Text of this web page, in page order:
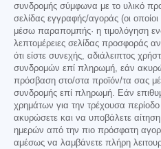
συνδρομής σύμφωνα με το υλικό
σελίδας εγγραφής/αγοράς (οι
μέσω παραπομπής· η τιμολόγηση
λεπτομέρειες σελίδας προσφοράς
ότι είστε συνεχής, αδιάλειπτος
συνδρομών επί πληρωμή, εάν
πρόσβαση στο/στα προϊόν/τα σας
συνδρομής επί πληρωμή. Εάν
χρημάτων για την τρέχουσα
ακυρώσετε και να υποβάλετε
ημερών από την πιο πρόσφατη
αμέσως να λαμβάνετε πλήρη